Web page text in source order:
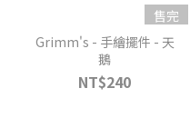
售完
Grimm's - 手繪擺件 - 天
鵝
NT$240